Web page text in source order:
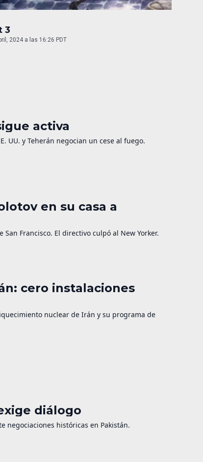
3
2024 a las 16:26 PDT
activa
UU. y Teherán negocian un cese al fuego.
en su casa a
Francisco. El directivo culpó al New Yorker.
cero instalaciones
nuclear de Irán y su programa de
diálogo
negociaciones históricas en Pakistán.